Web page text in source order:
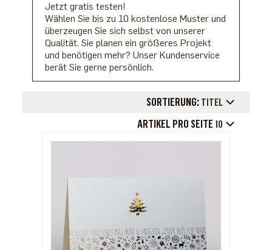
Jetzt gratis testen!
Wählen Sie bis zu 10 kostenlose Muster und
überzeugen Sie sich selbst von unserer
Qualität. Sie planen ein größeres Projekt
und benötigen mehr? Unser Kundenservice
berät Sie gerne persönlich.
SORTIERUNG: TITEL
ARTIKEL PRO SEITE 10